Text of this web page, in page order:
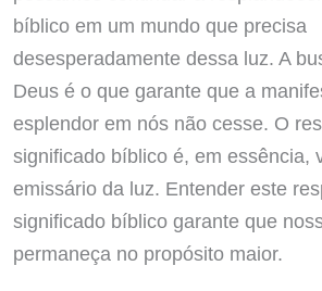
bíblico em um mundo que precisa
desesperadamente dessa luz. A
Deus é o que garante que a
esplendor em nós não cesse. O
significado bíblico é, em essência,
emissário da luz. Entender este
significado bíblico garante que
permaneça no propósito maior.